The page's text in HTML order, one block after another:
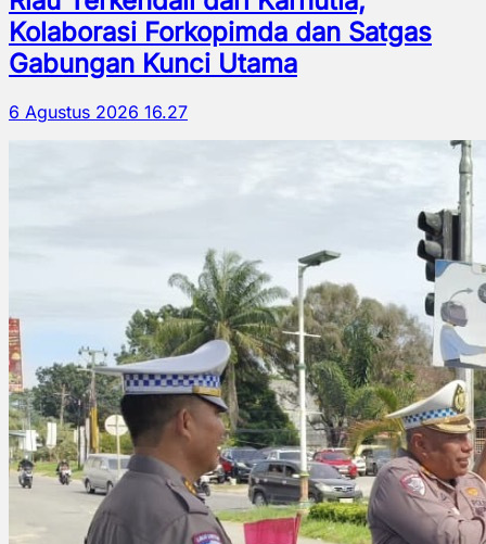
Kolaborasi Forkopimda dan Satgas
Gabungan Kunci Utama
6 Agustus 2026 16.27